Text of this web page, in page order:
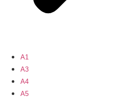
A1
A3
A4
A5